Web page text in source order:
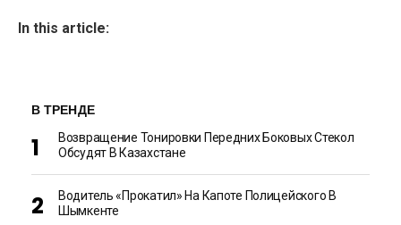
In this article:
В ТРЕНДЕ
Возвращение Тонировки Передних Боковых Стекол
Обсудят В Казахстане
Водитель «прокатил» На Капоте Полицейского В
Шымкенте